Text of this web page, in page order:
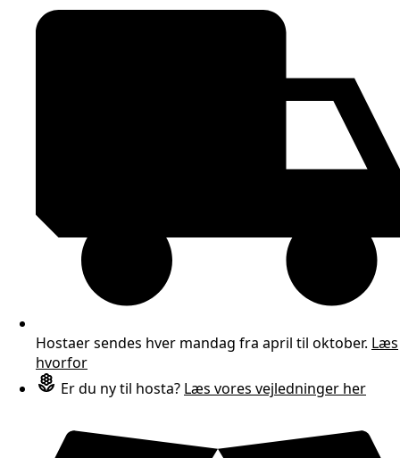
Hostaer sendes hver mandag fra april til oktober. Læs
hvorfor
Er du ny til hosta? Læs vores vejledninger her